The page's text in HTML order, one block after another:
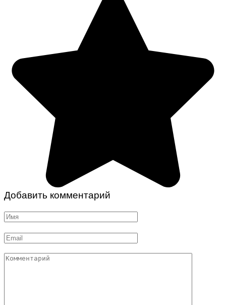
Добавить комментарий
Имя
Email
Комментарий